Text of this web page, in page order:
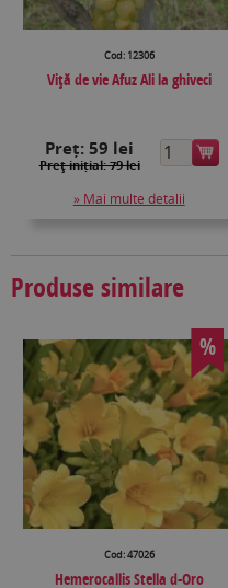
Cod: 12306
Viţă de vie Afuz Ali la ghiveci
Preț:59 lei
Preţ inițial: 79 lei
» Mai multe detalii
Produse similare
%
Cod: 47026
Hemerocallis Stella d-Oro